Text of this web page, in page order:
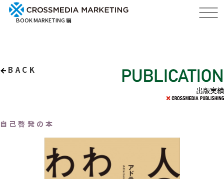
BOOK MARKETING 編
BACK
出版実績
自己啓発の本